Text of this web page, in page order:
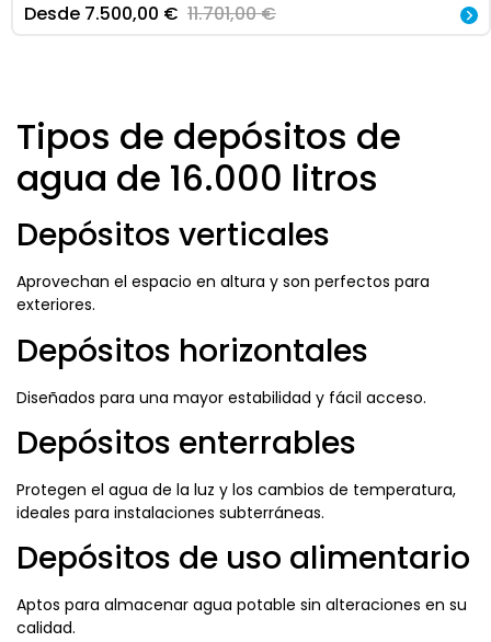
Desde 7.500,00 € 11.701,00€
Tipos de depósitos de
agua de 16.000 litros
Depósitos verticales
Aprovechan el espacio en altura y son perfectos para
exteriores.
Depósitos horizontales
Diseñados para una mayor estabilidad y fácil acceso.
Depósitos enterrables
Protegen el agua de la luz y los cambios de temperatura,
ideales para instalaciones subterráneas.
Depósitos de uso alimentario
Aptos para almacenar agua potable sin alteraciones en su
calidad.